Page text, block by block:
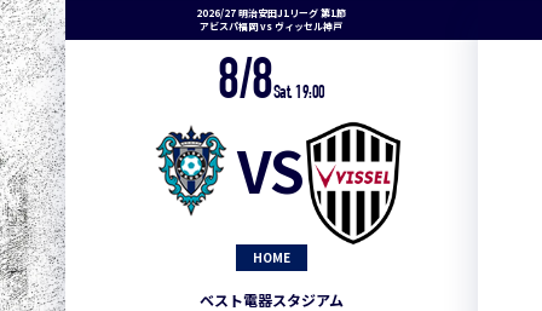
2026/27 明治安田J1リーグ 第1節
アビスパ福岡 vs ヴィッセル神戸
8/8Sat. 19:00
VS
HOME
ベスト電器スタジアム